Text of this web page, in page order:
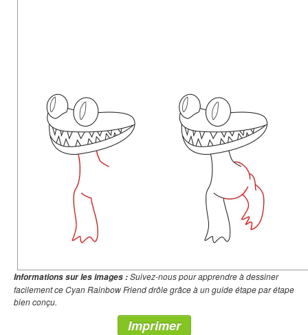
Informations sur les images :Suivez-nous pour apprendre à dessiner
facilement ce Cyan Rainbow Friend drôle grâce à un guide étape par étape
bien conçu.
Imprimer